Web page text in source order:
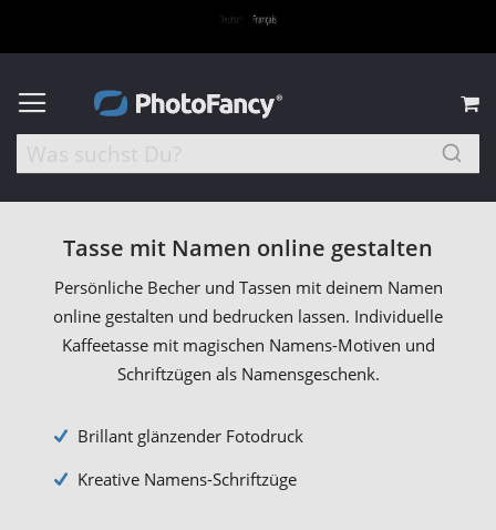
Tasse mit Namen online gestalten
Persönliche Becher und Tassen mit deinem Namen
online gestalten und bedrucken lassen. Individuelle
Kaffeetasse mit magischen Namens-Motiven und
Schriftzügen als Namensgeschenk.
Brillant glänzender Fotodruck
Kreative Namens-Schriftzüge